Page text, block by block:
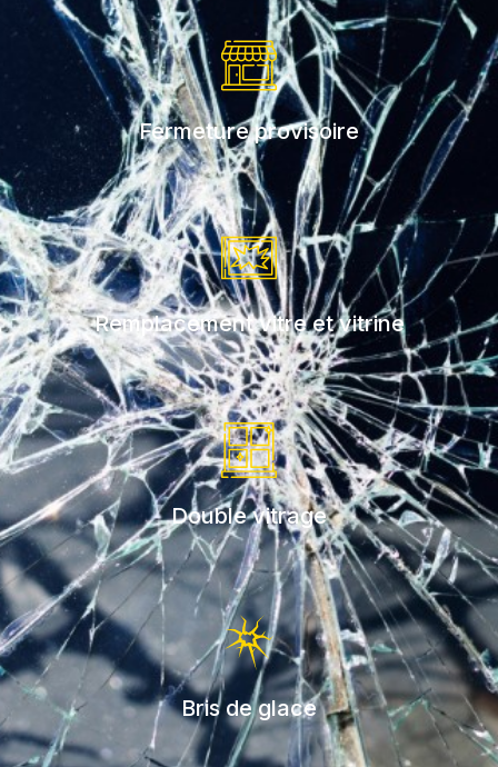
Fermeture provisoire
Remplacement vitre et vitrine
Double vitrage
Bris de glace